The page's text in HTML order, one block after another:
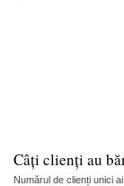
Câți clienți au
Numărul de clienți unici